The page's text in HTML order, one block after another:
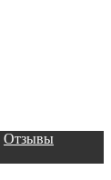
Отзывы